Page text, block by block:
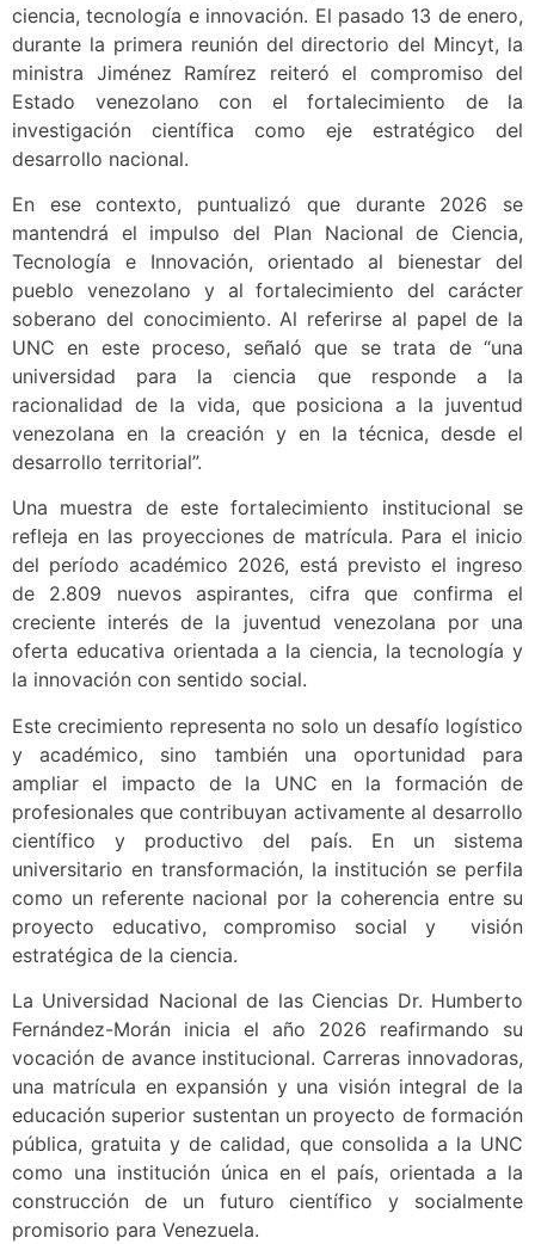
ciencia, tecnología e innovación. El pasado 13 de enero,
durante la primera reunión del directorio del Mincyt, la
ministra Jiménez Ramírez reiteró el compromiso del
Estado venezolano con el fortalecimiento de la
investigación científica como eje estratégico del
desarrollo nacional.
En ese contexto, puntualizó que durante 2026 se
mantendrá el impulso del Plan Nacional de Ciencia,
Tecnología e Innovación, orientado al bienestar del
pueblo venezolano y al fortalecimiento del carácter
soberano del conocimiento. Al referirse al papel de la
UNC en este proceso, señaló que se trata de “una
universidad para la ciencia que responde a la
racionalidad de la vida, que posiciona a la juventud
venezolana en la creación y en la técnica, desde el
desarrollo territorial”.
Una muestra de este fortalecimiento institucional se
refleja en las proyecciones de matrícula. Para el inicio
del período académico 2026, está previsto el ingreso
de 2.809 nuevos aspirantes, cifra que confirma el
creciente interés de la juventud venezolana por una
oferta educativa orientada a la ciencia, la tecnología y
la innovación con sentido social.
Este crecimiento representa no solo un desafío logístico
y académico, sino también una oportunidad para
ampliar el impacto de la UNC en la formación de
profesionales que contribuyan activamente al desarrollo
científico y productivo del país. En un sistema
universitario en transformación, la institución se perfila
como un referente nacional por la coherencia entre su
proyecto educativo, compromiso social y visión
estratégica de la ciencia.
La Universidad Nacional de las Ciencias Dr. Humberto
Fernández-Morán inicia el año 2026 reafirmando su
vocación de avance institucional. Carreras innovadoras,
una matrícula en expansión y una visión integral de la
educación superior sustentan un proyecto de formación
pública, gratuita y de calidad, que consolida a la UNC
como una institución única en el país, orientada a la
construcción de un futuro científico y socialmente
promisorio para Venezuela.